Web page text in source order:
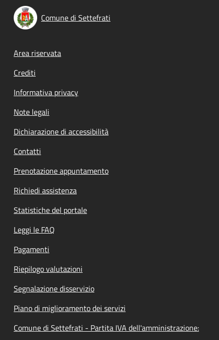
Comune di Settefrati
Footer menu
Area riservata
Crediti
Informativa privacy
Note legali
Dichiarazione di accessibilità
Contatti
Prenotazione appuntamento
Richiedi assistenza
Statistiche del portale
Leggi le FAQ
Pagamenti
Riepilogo valutazioni
Segnalazione disservizio
Piano di miglioramento dei servizi
Comune di Settefrati - Partita IVA dell'amministrazione: